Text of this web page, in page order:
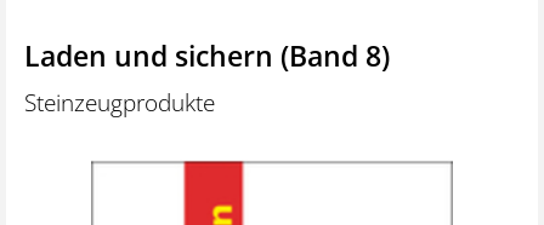
Laden und sichern (Band 8)
Steinzeugprodukte